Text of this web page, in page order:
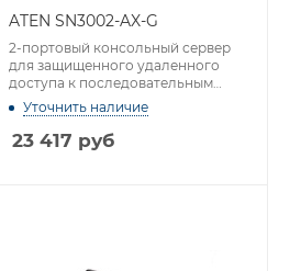
ATEN SN3002-AX-G
2-портовый консольный сервер
для защищенного удаленного
доступа к последовательным
портам,
Уточнить наличие
23 417 руб